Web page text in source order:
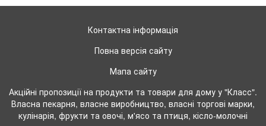
Контактна інформація
Повна версія сайту
Мапа сайту
Акційні пропозиції на продукти та товари для дому у "Класс".
Власна пекарня, власне виробництво, власні торгові марки,
кулінарія, фрукти та овочі, м'ясо та птиця, кісло-молочні